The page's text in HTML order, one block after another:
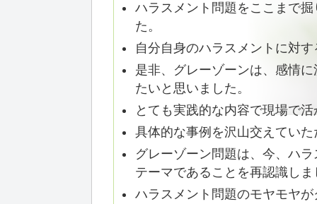
ハラスメント問題をここまで
た。
自分自身のハラスメントに対
是非、グレーゾーンは、感情
たいと思いました。
とても実践的な内容で現場で
具体的な事例を沢山交えてい
グレーゾーン問題は、今、ハ
テーマであることを再認識しま
ハラスメント問題のモヤモヤ